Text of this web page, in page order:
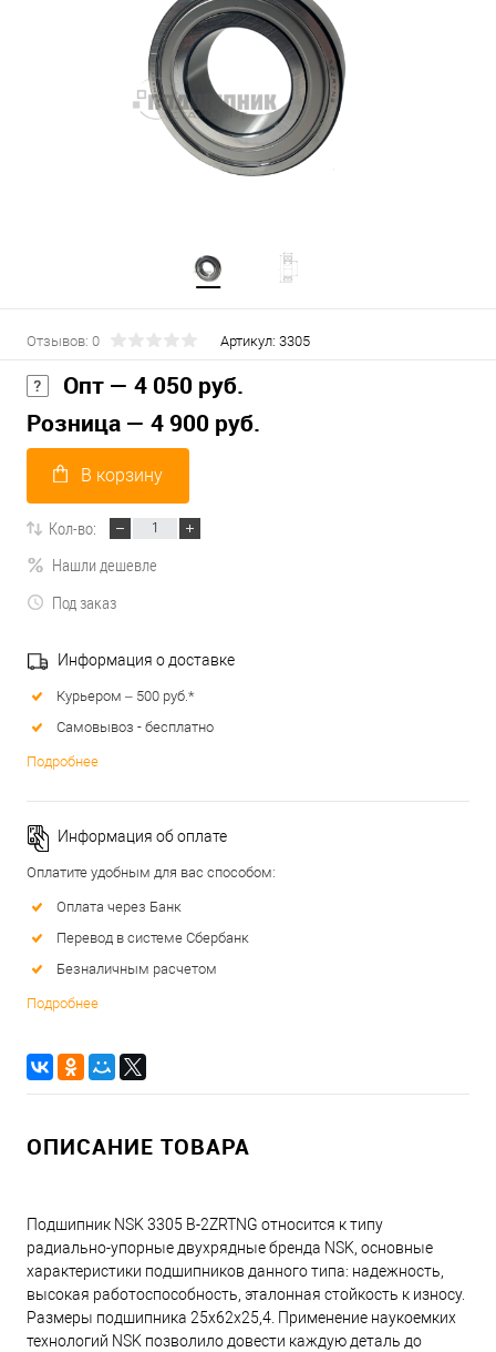
Отзывов: 0 Артикул: 3305
Опт — 4 050 руб.
Розница — 4 900 руб.
В корзину
Кол-во:
Нашли дешевле
Под заказ
Информация о доставке
Курьером – 500 руб.*
Самовывоз - бесплатно
Подробнее
Информация об оплате
Оплатите удобным для вас способом:
Оплата через Банк
Перевод в системе Сбербанк
Безналичным расчетом
Подробнее
ОПИСАНИЕ ТОВАРА
Подшипник NSK 3305 B-2ZRTNG относится к типу
радиально-упорные двухрядные бренда NSK, основные
характеристики подшипников данного типа: надежность,
высокая работоспособность, эталонная стойкость к износу.
Размеры подшипника 25x62x25,4. Применение наукоемких
технологий NSK позволило довести каждую деталь до